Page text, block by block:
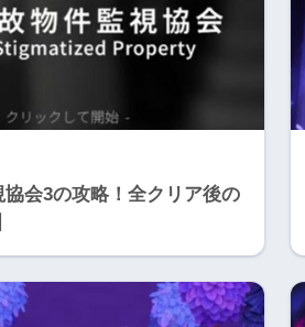
協会3の攻略！全クリア後の